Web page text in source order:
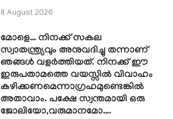
8 August 2026
മോളെ… നിനക്ക് സകല
സ്വാതന്ത്ര്യവും അനുവദിച്ചു തന്നാണ്
ഞങ്ങൾ വളർത്തിയത്. നിനക്ക് ഈ
ഇരുപതാമത്തെ വയസ്സിൽ വിവാഹം
കഴിക്കണമെന്നാഗ്രഹമുണ്ടെങ്കിൽ
അതാവാം. പക്ഷേ സ്വന്തമായി ഒരു
ജോലിയോ,വരുമാനമോ….